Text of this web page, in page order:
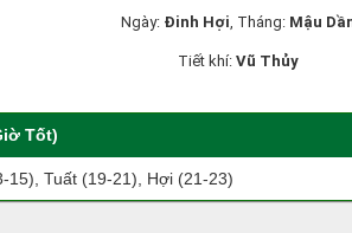
Ngày: Đinh Hợi, Tháng: Mậu
Tiết khí: Vũ Thủy
Tốt)
15), Tuất (19-21), Hợi (21-23)